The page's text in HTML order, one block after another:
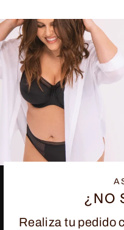
¿NO
Realiza tu pedido